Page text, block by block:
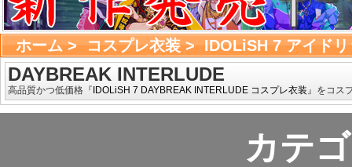
ホーム> コスプレ衣装> IDOLiSH 7 アイド
DAYBREAK INTERLUDE
高品質かつ低価格『IDOLiSH 7 DAYBREAK INTERLUDE コスプレ衣装 』をコス
カテ